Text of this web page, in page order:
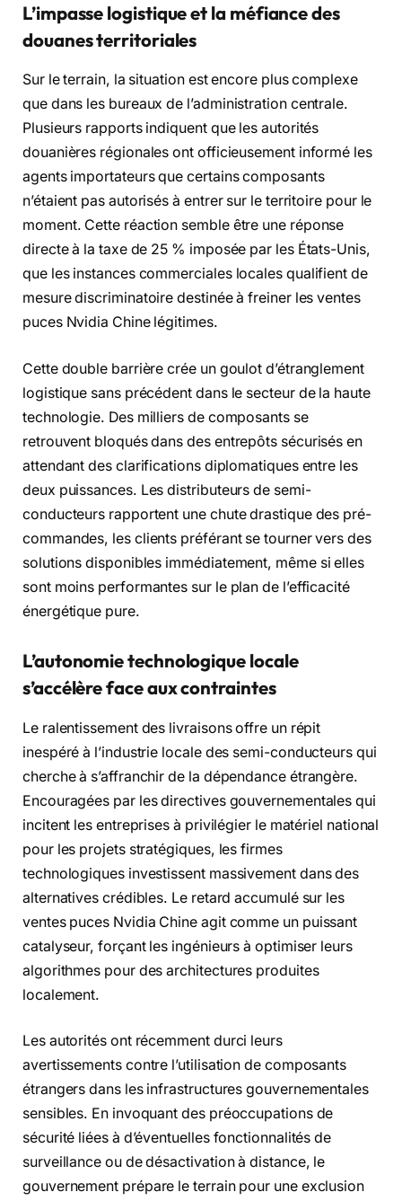
L’impasse logistique et la méfiance des
douanes territoriales
Sur le terrain, la situation est encore plus complexe
que dans les bureaux de l’administration centrale.
Plusieurs rapports indiquent que les autorités
douanières régionales ont officieusement informé les
agents importateurs que certains composants
n’étaient pas autorisés à entrer sur le territoire pour le
moment. Cette réaction semble être une réponse
directe à la taxe de 25 % imposée par les États-Unis,
que les instances commerciales locales qualifient de
mesure discriminatoire destinée à freiner les ventes
puces Nvidia Chine légitimes.
Cette double barrière crée un goulot d’étranglement
logistique sans précédent dans le secteur de la haute
technologie. Des milliers de composants se
retrouvent bloqués dans des entrepôts sécurisés en
attendant des clarifications diplomatiques entre les
deux puissances. Les distributeurs de semi-
conducteurs rapportent une chute drastique des pré-
commandes, les clients préférant se tourner vers des
solutions disponibles immédiatement, même si elles
sont moins performantes sur le plan de l’efficacité
énergétique pure.
L’autonomie technologique locale
s’accélère face aux contraintes
Le ralentissement des livraisons offre un répit
inespéré à l’industrie locale des semi-conducteurs qui
cherche à s’affranchir de la dépendance étrangère.
Encouragées par les directives gouvernementales qui
incitent les entreprises à privilégier le matériel national
pour les projets stratégiques, les firmes
technologiques investissent massivement dans des
alternatives crédibles. Le retard accumulé sur les
ventes puces Nvidia Chine agit comme un puissant
catalyseur, forçant les ingénieurs à optimiser leurs
algorithmes pour des architectures produites
localement.
Les autorités ont récemment durci leurs
avertissements contre l’utilisation de composants
étrangers dans les infrastructures gouvernementales
sensibles. En invoquant des préoccupations de
sécurité liées à d’éventuelles fonctionnalités de
surveillance ou de désactivation à distance, le
gouvernement prépare le terrain pour une exclusion